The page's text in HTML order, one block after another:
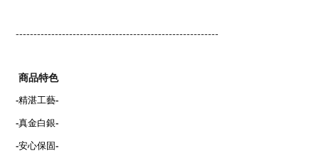
---------------------------------------------------------
商品特色
-精湛工藝-
-真金白銀-
-安心保固-